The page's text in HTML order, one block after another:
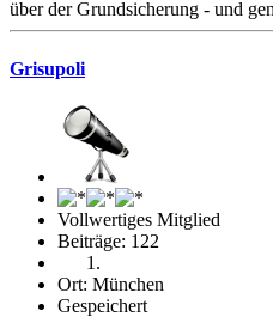
über der Grundsicherung - und
Grisupoli
Vollwertiges Mitglied
Beiträge: 122
Ort: München
Gespeichert